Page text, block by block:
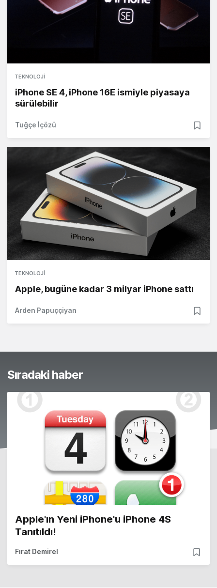
TEKNOLOJI
iPhone SE 4, iPhone 16E ismiyle piyasaya
sürülebilir
Tuğçe İçözü
TEKNOLOJI
Apple, bugüne kadar 3 milyar iPhone sattı
Arden Papuççiyan
Sıradaki haber
Apple'ın Yeni iPhone'u iPhone 4S
Tanıtıldı!
Fırat Demirel